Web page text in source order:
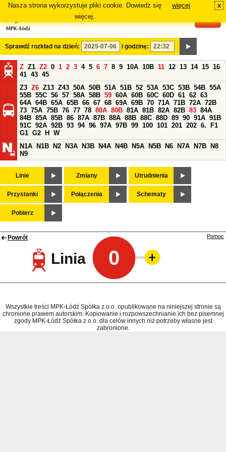
Nasza strona wykorzystuje pliki cookie. Dowiedz się
więcej.
więcej x
Sprawdź rozkład na dzień: i godzinę:
Z Z1 Z2 0 1 2 3 4 5 6 7 8 9 10A 10B 11 12 13 14 15 16
41 43 45
Z3 Z6 Z13 Z43 50A 50B 51A 51B 52 53A 53C 53B 54B 55A
55B 55C 56 57 58A 58B 59 60A 60B 60C 60D 61 62 63
64A 64B 65A 65B 66 67 68 69A 69B 70 71A 71B 72A 72B
73 75A 75B 76 77 78 80A 80B 81A 81B 82A 82B 83 84A
84B 85A 85B 86 87A 87B 88A 88B 88C 88D 89 90 91A 91B
91C 92A 92B 93 94 96 97A 97B 99 100 101 201 202 6.
F1
G1 G2 H
W
N1A
N1B N2 N3A N3B N4A N4B N5A N5B N6 N7A N7B
N8
N9
Linie Zmiany Utrudnienia
Przystanki Połączenia Schematy
Pobierz
Powrót
Linia 0
Pomoc
Wszystkie treści MPK-Łódź Spółka z o.o. opublikowane na niniejszej stronie są
chronione prawem autorskim. Kopiowanie i rozpowszechnianie ich bez pisemnej
zgody MPK-Łódź Spółka z o.o. dla celów innych niż potrzeby własne jest
zabronione.